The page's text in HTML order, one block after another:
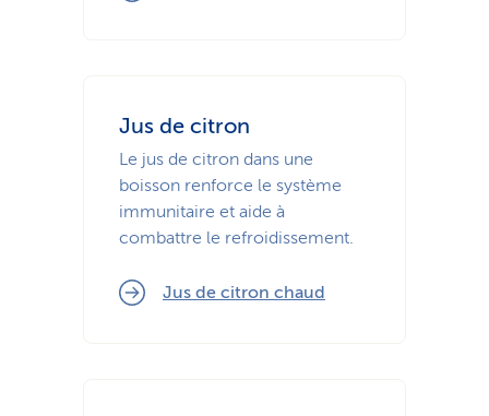
Jus de citron
Le jus de citron dans une
boisson renforce le système
immunitaire et aide à
combattre le refroidissement.
Jus de citron chaud